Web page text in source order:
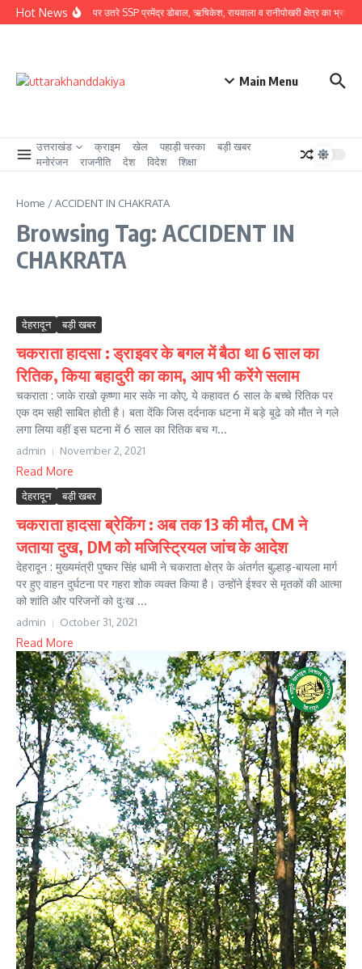
Skip to content
Hot Newsग्राउंड जीरो पर उतरे SSP प्रमेंद्र डोबाल, ऋषिकेश, रायवाला व रानीपोखरी क्षेत्र का भ्रमण
Main Menu
उत्तराखंड क्राइम खेल पहाड़ी चस्का
बड़ी खबर
मनोरंजन
राजनीति देश विदेश शिक्षा
Home /ACCIDENT IN CHAKRATA
Browsing Tag: ACCIDENT IN
CHAKRATA
देहरादून बड़ी खबर
चकराता हादसा : ड्राइवर के बगल में बैठा था 6 साल का
रितिक, किया बहादुरी का काम, आप भी करेंगे सलाम
चकराता : जाके राखो कृष्णा मार सके ना कोए, ये कहावत 6 साल के बच्चे रितिक पर
एक दम सही साबित होती है। बता देंकि जिस दर्दनाक धटना में बड़े बूढे को मौत ने गले
लगा लिया वहीं इस घटना में 6 साल का रितिक बच ग...
admin November 2, 2021
Read More
देहरादून बड़ी खबर
चकराता हादसा ब्रेकिंग : अब तक 13 की मौत, CM ने
जताया दुख, DM को मजिस्ट्रियल जांच के आदेश
देहरादून : मुख्यमंत्री पुष्कर सिंह धामी ने चकराता क्षेत्र के अंतर्गत बुल्हाड़-बायला मार्ग
पर हुए वाहन दुर्घटना पर गहरा शोक व्यक्त किया है। उन्होंने ईश्वर से मृतकों की आत्मा
को शांति और परिजनों को दुःख ...
admin October 31, 2021
Read More